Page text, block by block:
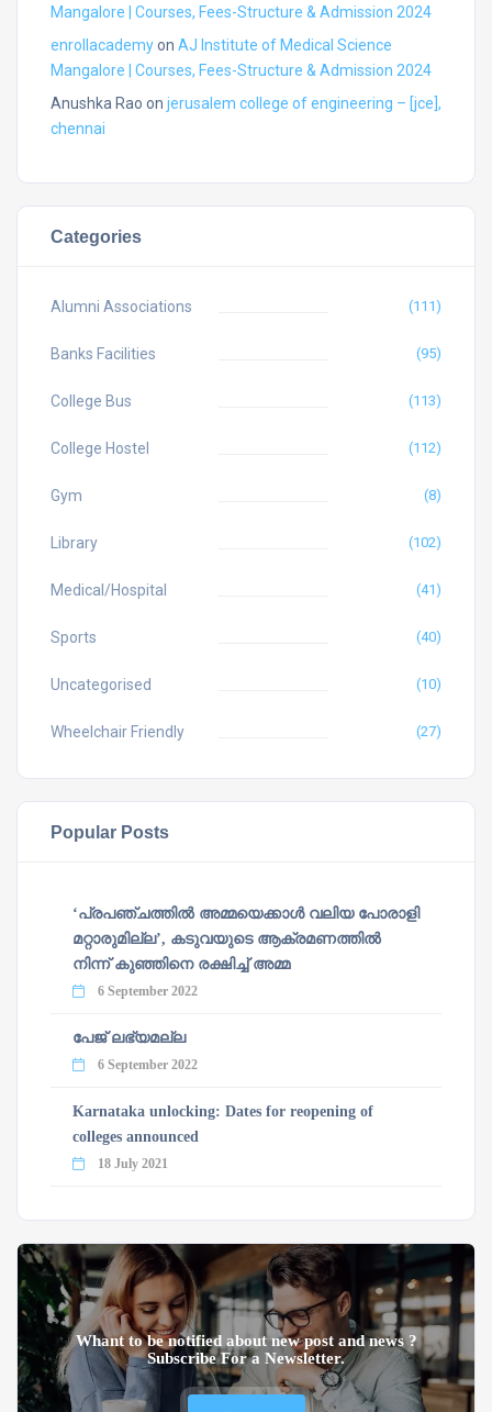
Mangalore | Courses, Fees-Structure & Admission 2024
enrollacademyon AJ Institute of Medical Science
Mangalore | Courses, Fees-Structure & Admission 2024
Anushka Rao on jerusalem college of engineering – [jce],
chennai
Categories
Alumni Associations (111)
Banks Facilities (95)
College Bus (113)
College Hostel (112)
Gym (8)
Library (102)
Medical/Hospital (41)
Sports (40)
Uncategorised (10)
Wheelchair Friendly (27)
Popular Posts
‘പ്രപഞ്ചത്തില്‍ അമ്മയെക്കാള്‍ വലിയ പോരാളി
മറ്റാരുമില്ല’, കടുവയുടെ ആക്രമണത്തില്‍
നിന്ന് കുഞ്ഞിനെ രക്ഷിച്ച് അമ്മ
6 September 2022
പേജ് ലഭ്യമല്ല
6 September 2022
Karnataka unlocking: Dates for reopening of
colleges announced
18 July 2021
Whant to be notified about new post and news ?
Subscribe For a Newsletter.